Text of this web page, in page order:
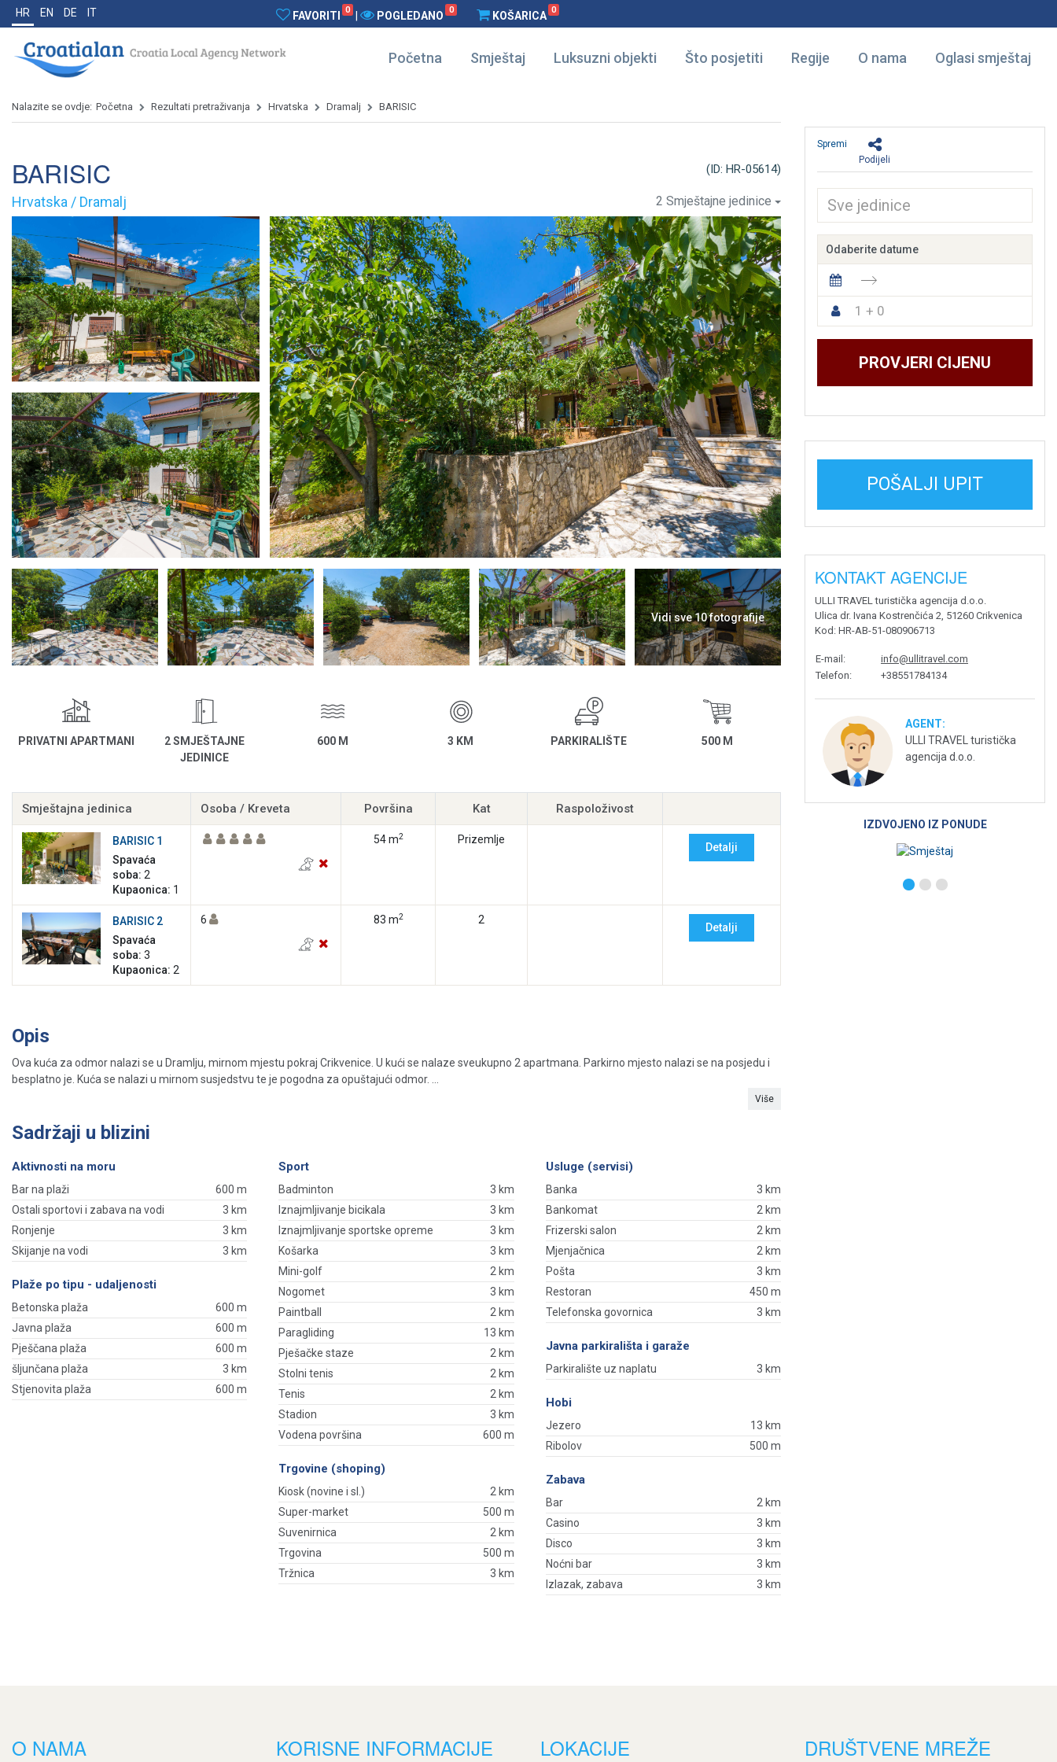
HR EN DE IT FAVORITI 0 POGLEDANO 0 KOŠARICA 0
Početna Smještaj Luksuzni objekti Što posjetiti Regije O nama Oglasi smještaj
Nalazite se ovdje: Početna Rezultati pretraživanja Hrvatska Dramalj BARISIC
BARISIC (ID: HR-05614)
Hrvatska / Dramalj 2 Smještajne jedinice
Vidi sve 10 fotografije
PRIVATNI APARTMANI
2 SMJEŠTAJNE
JEDINICE
600 M 3 KM PARKIRALIŠTE 500 M
Smještajna jedinica Osoba / Kreveta Površina Kat Raspoloživost
BARISIC 1
Spavaća
soba: 2
Kupaonica: 1
54 m2 Prizemlje
Detalji
BARISIC 2
Spavaća
soba: 3
Kupaonica: 2
6 83 m2 2
Detalji
Opis
Ova kuća za odmor nalazi se u Dramlju, mirnom mjestu pokraj Crikvenice. U kući se nalaze sveukupno 2 apartmana. Parkirno mjesto nalazi se na posjedu i
besplatno je. Kuća se nalazi u mirnom susjedstvu te je pogodna za opuštajući odmor. ...
Više
Sadržaji u blizini
Aktivnosti na moru
Bar na plaži
600 m
Ostali sportovi i zabava na vodi
3 km
Ronjenje
3 km
Skijanje na vodi
3 km
Plaže po tipu - udaljenosti
Betonska plaža
600 m
Javna plaža
600 m
Pješčana plaža
600 m
šljunčana plaža
3 km
Stjenovita plaža
600 m
Sport
Badminton
3 km
Iznajmljivanje bicikala
3 km
Iznajmljivanje sportske opreme
3 km
Košarka
3 km
Mini-golf
2 km
Nogomet
3 km
Paintball
2 km
Paragliding
13 km
Pješačke staze
2 km
Stolni tenis
2 km
Tenis
2 km
Stadion
3 km
Vodena površina
600 m
Trgovine (shoping)
Kiosk (novine i sl.)
2 km
Super-market
500 m
Suvenirnica
2 km
Trgovina
500 m
Tržnica
3 km
Usluge (servisi)
Banka
3 km
Bankomat
2 km
Frizerski salon
2 km
Mjenjačnica
2 km
Pošta
3 km
Restoran
450 m
Telefonska govornica
3 km
Javna parkirališta i garaže
Parkiralište uz naplatu 3 km
Hobi
Jezero
13 km
Ribolov
500 m
Zabava
Bar
2 km
Casino
3 km
Disco
3 km
Noćni bar
3 km
Izlazak, zabava
3 km
Podijeli
Spremi
Odaberite datume
1 + 0
PROVJERI CIJENU
POŠALJI UPIT
KONTAKT AGENCIJE
ULLI TRAVEL turistička agencija d.o.o.
Ulica dr. Ivana Kostrenčića 2, 51260 Crikvenica
Kod: HR-AB-51-080906713
E-mail:
info@ullitravel.com
Telefon: +38551784134
AGENT:
ULLI TRAVEL turistička
agencija d.o.o.
IZDVOJENO IZ PONUDE
O NAMA KORISNE INFORMACIJE LOKACIJE DRUŠTVENE MREŽE